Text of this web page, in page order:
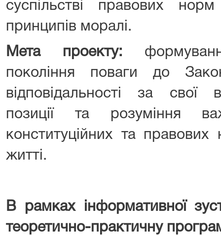
суспільстві правових
принципів моралі.
Мета проекту:
покоління поваги до
відповідальності за свої
позиції та розуміння
конституційних та
житті.
В рамках інформативної
теоретично-практичну